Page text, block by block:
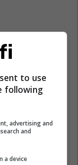
to use
following
advertising and
and
a device